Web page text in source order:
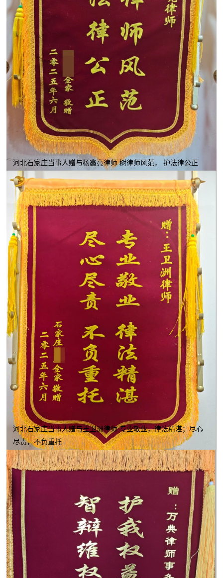
河北石家庄当事人赠与杨鑫亮律师 树律师风范， 护法律公正
河北石家庄当事人赠与王卫洲律师 专业敬业，律法精湛；尽心
尽责，不负重托